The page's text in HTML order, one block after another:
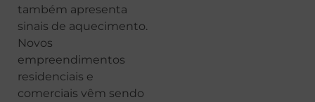
também apresenta
sinais de aquecimento.
Novos
empreendimentos
residenciais e
comerciais vêm sendo